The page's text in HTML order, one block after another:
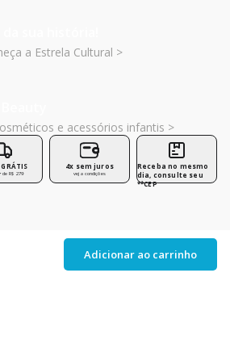
Adicionar ao carrinho
a Estrela Cultural >
e acessórios infantis >
GRÁTIS
de R$ 279
4x sem juros
veja condições
Receba no mesmo
dia, consulte seu
**CEP